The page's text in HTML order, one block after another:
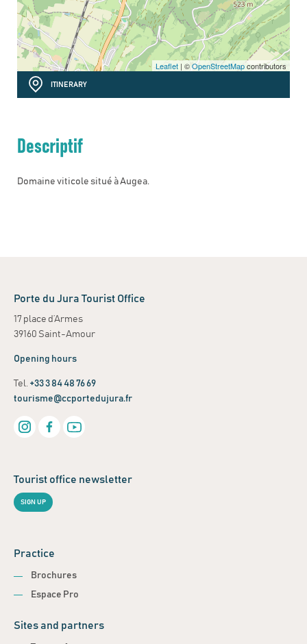
Leaflet | ©OpenStreetMapcontributors
ITINERARY
Descriptif
Domaine viticole situé à Augea.
Porte du Jura Tourist Office
17 place d’Armes
39160 Saint-Amour
Opening hours
Tel. +33 3 84 48 76 69
tourisme@ccportedujura.fr
Tourist office newsletter
SIGN UP
Practice
Brochures
Espace Pro
Sites and partners